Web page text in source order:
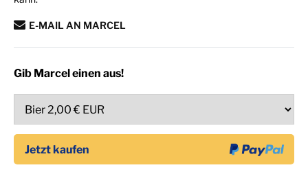
E-MAIL AN MARCEL
Gib Marcel einen aus!